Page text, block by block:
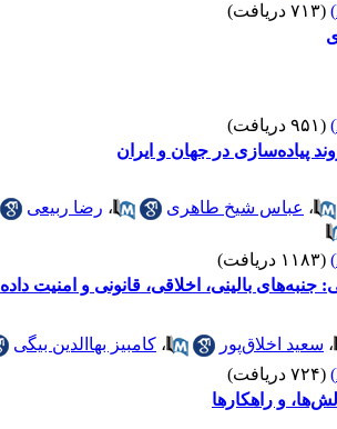
(۷۱۳ دریافت)
(۹۵۱ دریافت)
پیاده‌سازی در جهان و ایران
، عباس شیخ طاهری ، رضا ربیعی
(۱۱۸۳ دریافت)
بالینی، اخلاقی، قانونی و امنیت داده
، سعید اخلاق‌پور ، کامبیز بهاالدین بیگی
(۷۲۴ دریافت)
و راهکارها